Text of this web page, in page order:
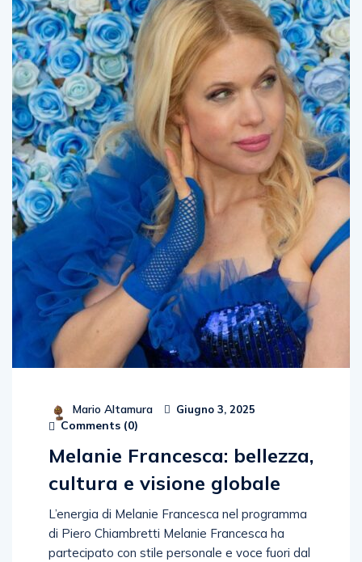
Mario Altamura Giugno 3, 2025
Comments (0)
Melanie Francesca: bellezza,
cultura e visione globale
L’energia di Melanie Francesca nel programma
di Piero Chiambretti Melanie Francesca ha
partecipato con stile personale e voce fuori dal